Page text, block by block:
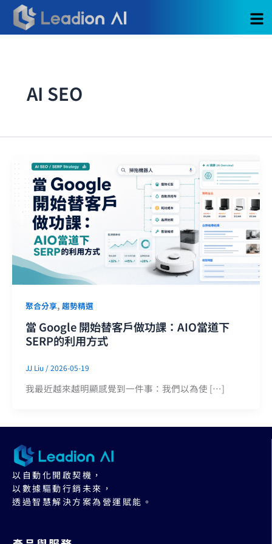
主
AI SEO
聚合分享, 趨勢精選
當 Google 開始替客戶做功課：AIO當道下
SERP的利用方式
JJ Liu /2026-05-19
我最近越來越明顯感覺到一件事：我們以為使 […]
以自動化開啟契機，
以數據驅動行銷未來，
透過智慧解決方案為營運賦能。